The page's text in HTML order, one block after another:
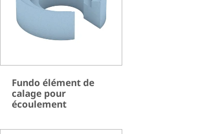
Fundo élément de
calage pour
écoulement